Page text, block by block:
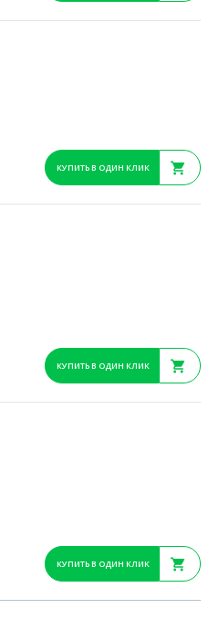
КУПИТЬ В ОДИН КЛИК
КУПИТЬ В ОДИН КЛИК
КУПИТЬ В ОДИН КЛИК